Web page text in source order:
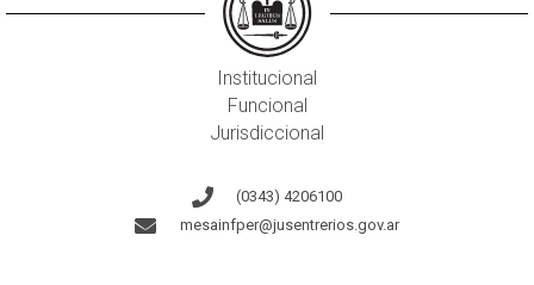
Institucional
Funcional
Jurisdiccional
(0343) 4206100
mesainfper@jusentrerios.gov.ar